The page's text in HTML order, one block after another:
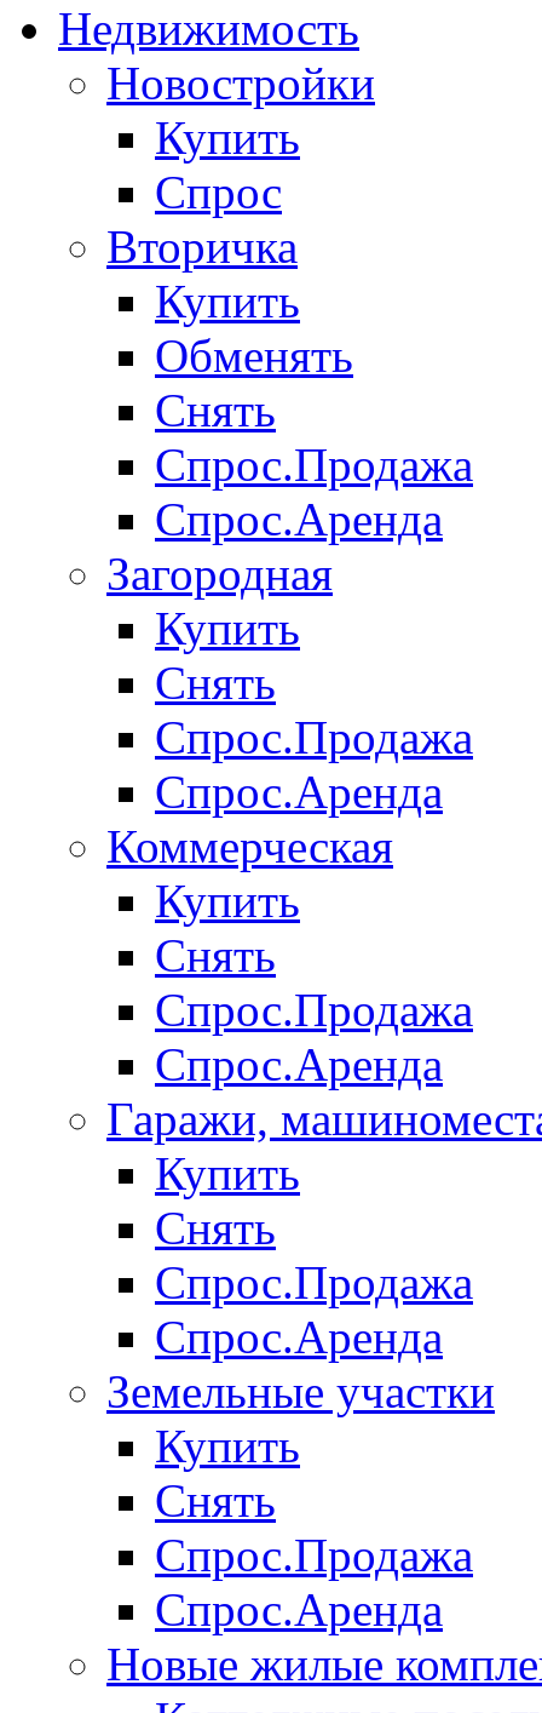
Недвижимость
Новостройки
Купить
Спрос
Вторичка
Купить
Обменять
Снять
Спрос.Продажа
Спрос.Аренда
Загородная
Купить
Снять
Спрос.Продажа
Спрос.Аренда
Коммерческая
Купить
Снять
Спрос.Продажа
Спрос.Аренда
Гаражи,
Купить
Снять
Спрос.Продажа
Спрос.Аренда
Земельные участки
Купить
Снять
Спрос.Продажа
Спрос.Аренда
Новые жилые